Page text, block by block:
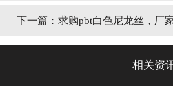
下一篇： 求购pbt白色尼龙丝，厂
相关资